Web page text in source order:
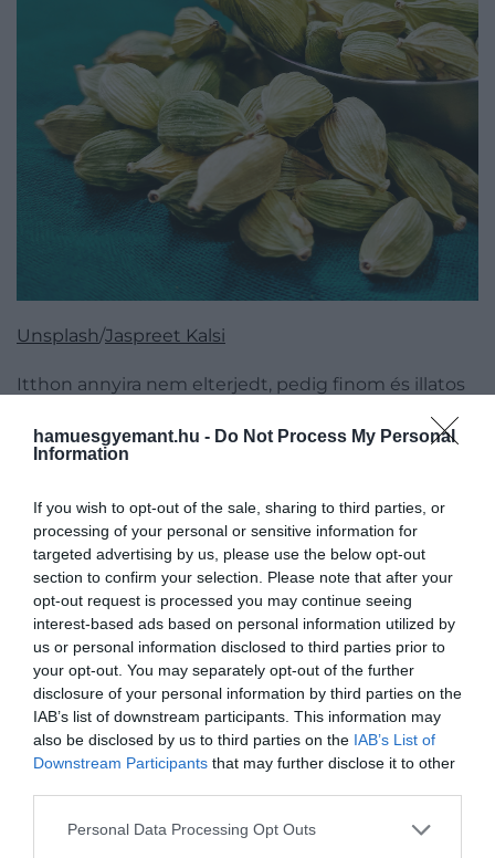
hamuesgyemant.hu - Do Not Process My Personal
Information
If you wish to opt-out of the sale, sharing to third parties, or
processing of your personal or sensitive information for
targeted advertising by us, please use the below opt-out
section to confirm your selection. Please note that after your
opt-out request is processed you may continue seeing
interest-based ads based on personal information utilized by
us or personal information disclosed to third parties prior to
your opt-out. You may separately opt-out of the further
disclosure of your personal information by third parties on the
IAB’s list of downstream participants. This information may
also be disclosed by us to third parties on the IAB’s List of
Downstream Participants that may further disclose it to other
Please note that this website/app uses one or more Google
Personal Data Processing Opt Outs
Unsplash/Jaspreet Kalsi
Itthon annyira nem elterjedt, pedig finom és illatos
benne van, csak nehezen lehet megkülönböztetni
más markáns fűszertől. A kardamom íze nem olyan
A kardamom Dél-Ázsiából, Indiából és Srí Lankáról
származik, nálunk a három fajta közül a zöld az
elterjedt, amelyet sütik és kávék ízesítéséhez
használnak.
Az egész világon használják a lehető
legkülönbözőbb módon. Van ahol például ragukat
ízesítenek vele, máshol likőröket.
MIRE JÓ?
Torokfájásra, emésztési zavarokra, görcsoldásra
természetes gyógyszer, emellett fertőtlenítő,